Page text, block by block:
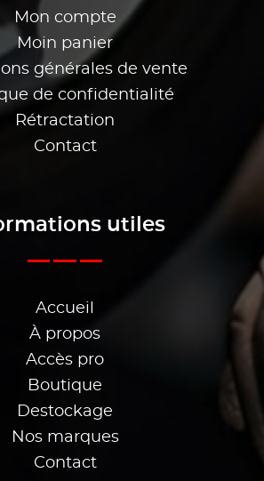
Mon compte
Moin panier
générales de vente
de confidentialité
Rétractation
Contact
utiles
Accueil
À propos
Accès pro
Boutique
Destockage
Nos marques
Contact